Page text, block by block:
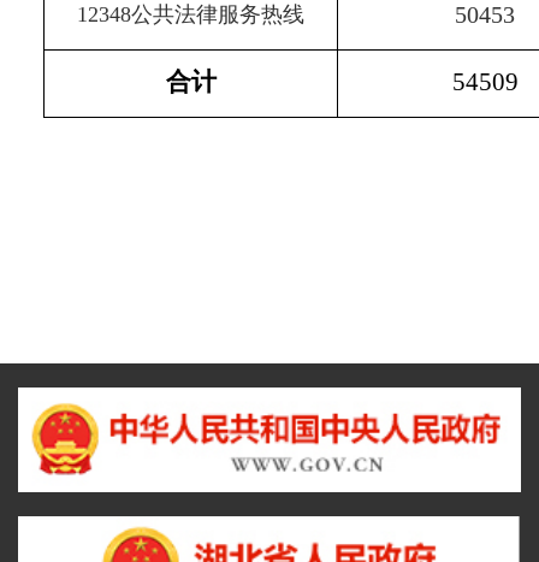
12348公共法律服务热线 50453
合计 54509